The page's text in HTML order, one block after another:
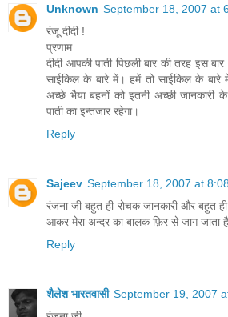
Unknown September 18, 2007 at
रंजू दीदी !
प्रणाम
दीदी आपकी पाती पिछली बार की तरह इस
साईकिल के बारे में। हमें तो साईकिल के बारे
अच्छे भैया बहनों को इतनी अच्छी जानकारी
पाती का इन्तजार रहेगा।
Reply
Sajeev September 18, 2007 at
रंजना जी बहुत ही रोचक जानकारी और बहुत
आकर मेरा अन्दर का बालक फ़िर से जाग जाता है
Reply
शैलेश भारतवासी September 19, 2007